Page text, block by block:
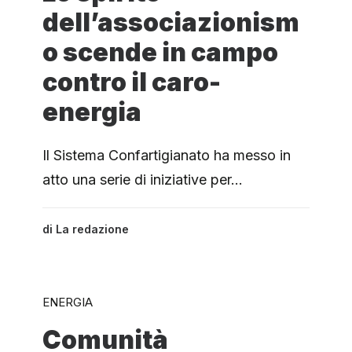
dell’associazionism
o scende in campo
contro il caro-
energia
Il Sistema Confartigianato ha messo in
atto una serie di iniziative per…
di La redazione
ENERGIA
Comunità